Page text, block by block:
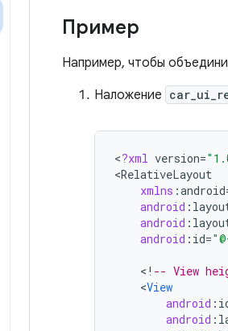
Пример
Например, чтобы
Наложение
<?xml version=
<RelativeLayout
xmlns :android
android :
android :
android : id=
< ! -- View
<View
android :
android :